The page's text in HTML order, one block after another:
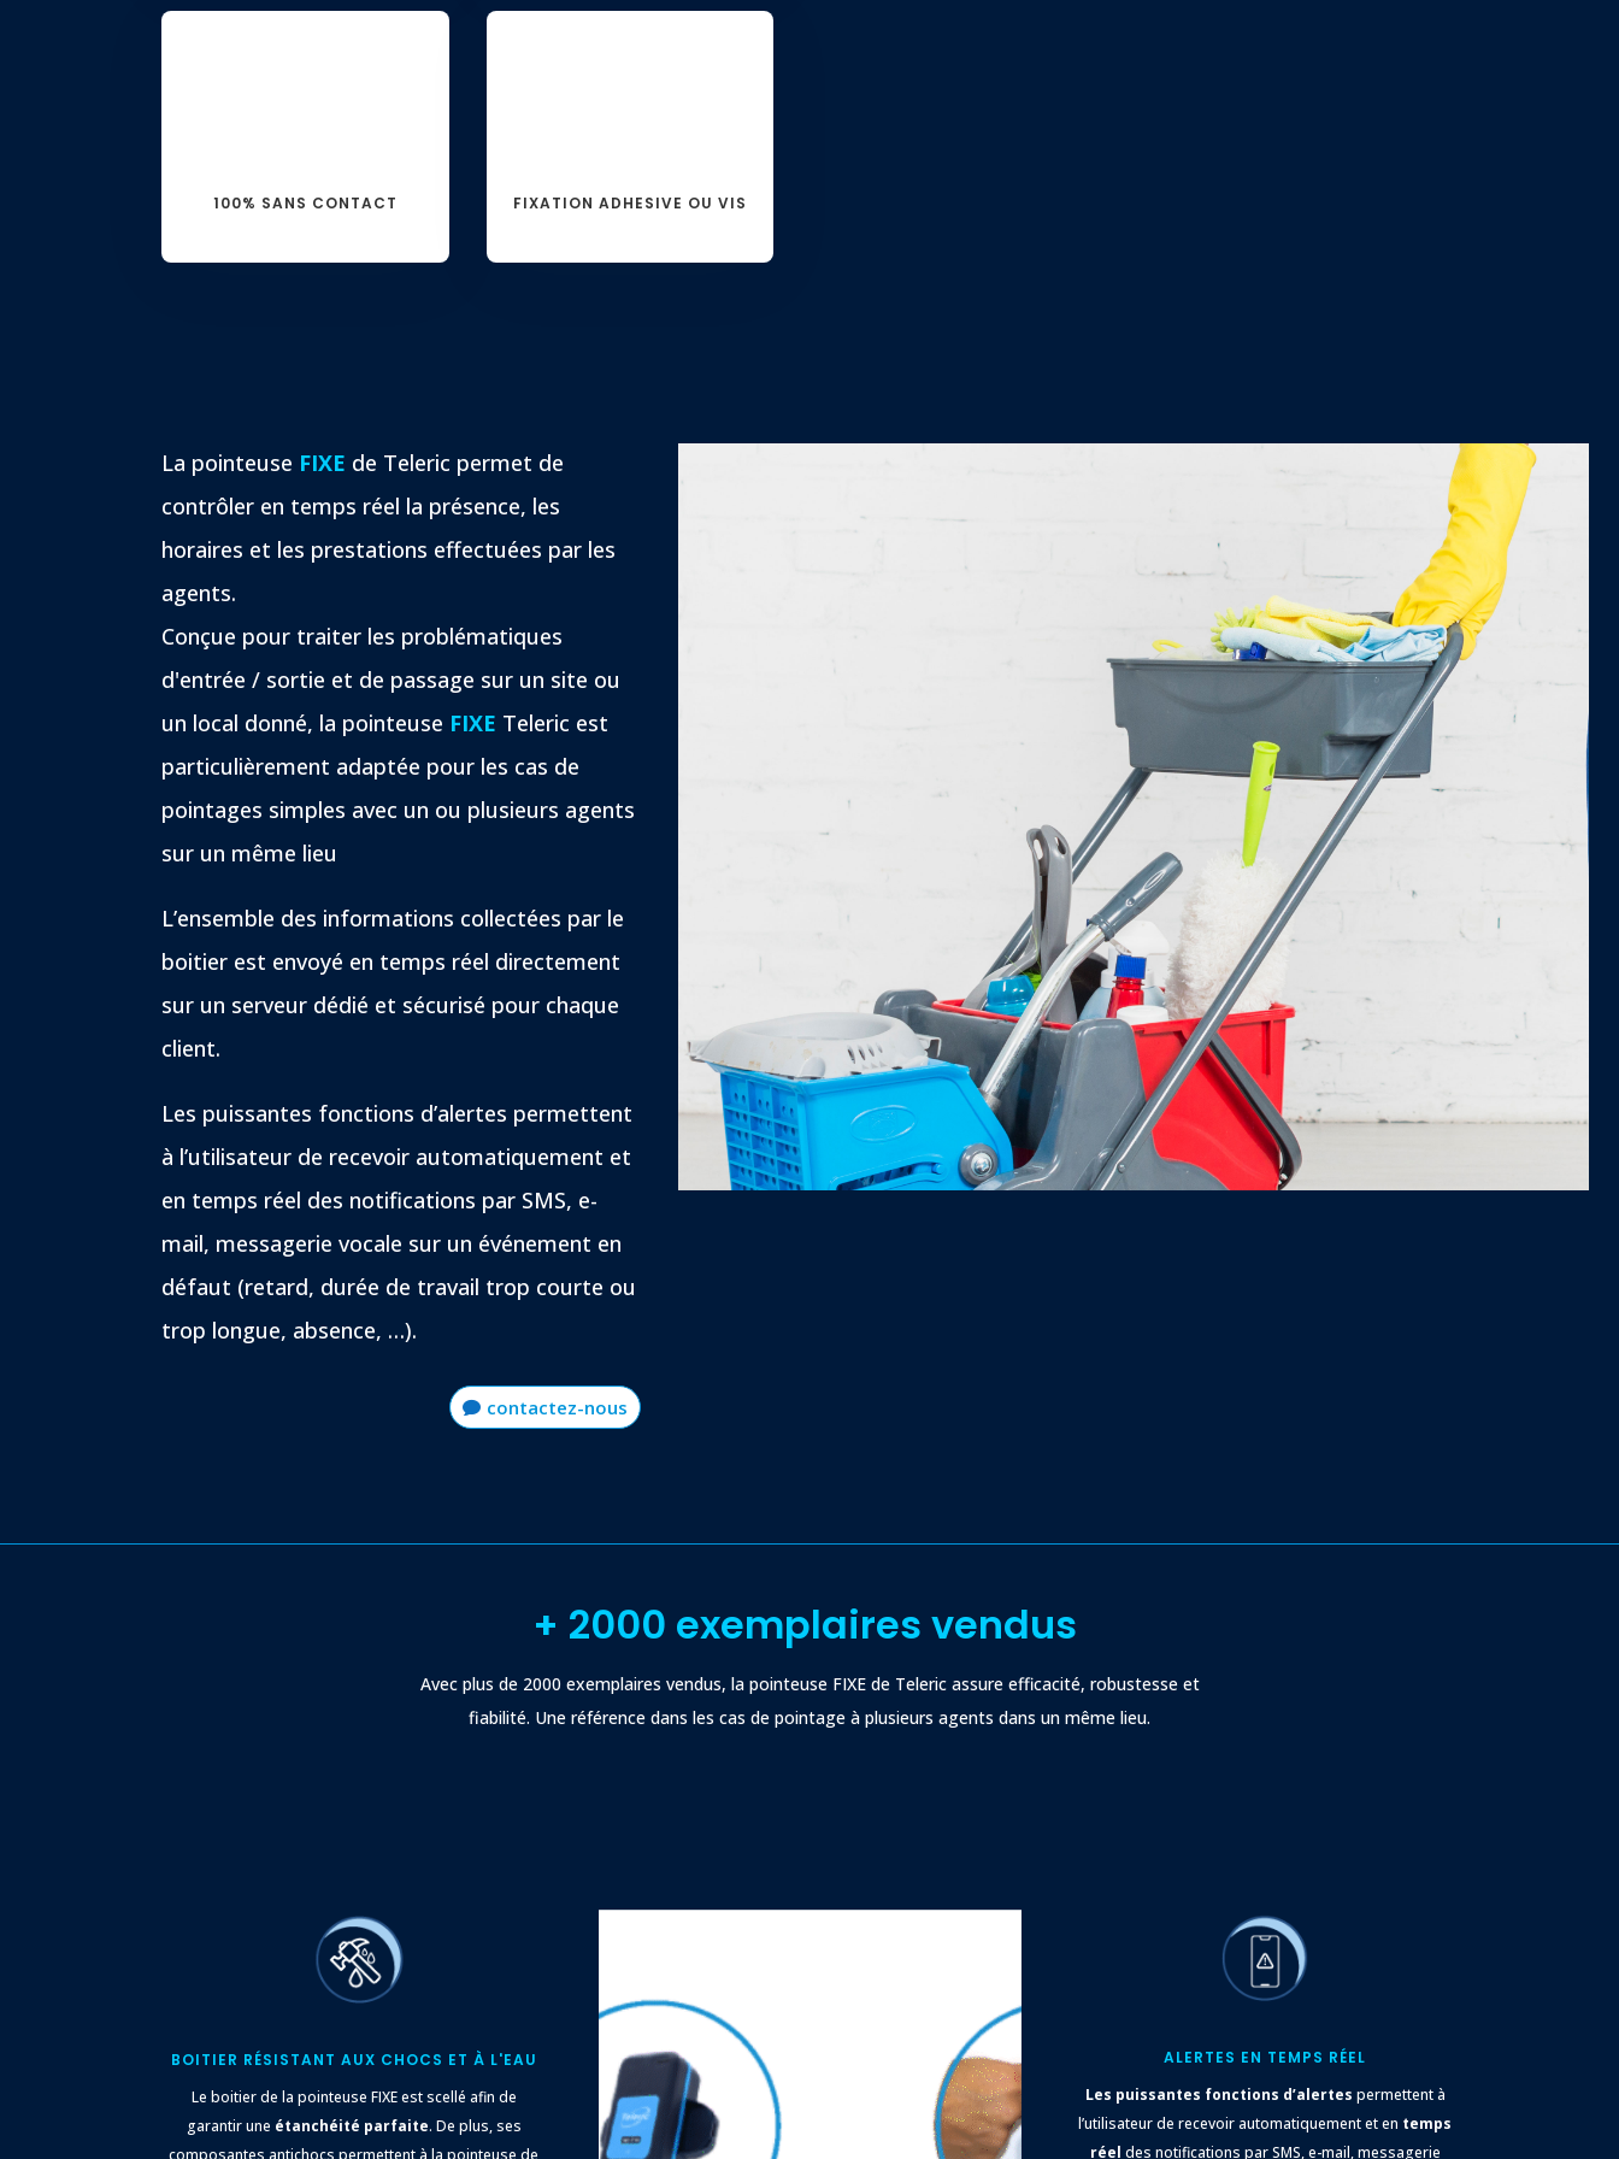
100% SANS CONTACT FIXATION ADHESIVE OU VIS
La pointeuse FIXE de Teleric permet de
contrôler en temps réel la présence, les
horaires et les prestations effectuées par les
agents.
Conçue pour traiter les problématiques
d'entrée / sortie et de passage sur un site ou
un local donné, la pointeuse FIXE Teleric est
particulièrement adaptée pour les cas de
pointages simples avec un ou plusieurs agents
sur un même lieu
L’ensemble des informations collectées par le
boitier est envoyé en temps réel directement
sur un serveur dédié et sécurisé pour chaque
client.
Les puissantes fonctions d’alertes permettent
à l’utilisateur de recevoir automatiquement et
en temps réel des notifications par SMS, e-
mail, messagerie vocale sur un événement en
défaut (retard, durée de travail trop courte ou
trop longue, absence, …).
contactez-nous
+ 2000 exemplaires vendus
Avec plus de 2000 exemplaires vendus, la pointeuse FIXE de Teleric assure efficacité, robustesse et
fiabilité. Une référence dans les cas de pointage à plusieurs agents dans un même lieu.
BOITIER RÉSISTANT AUX CHOCS ET À L'EAU
Le boitier de la pointeuse FIXE est scellé afin de
garantir une étanchéité parfaite. De plus, ses
composantes antichocs permettent à la pointeuse de
ALERTES EN TEMPS RÉEL
Les puissantes fonctions d’alertes permettent à
l’utilisateur de recevoir automatiquement et en temps
réel des notifications par SMS, e-mail, messagerie